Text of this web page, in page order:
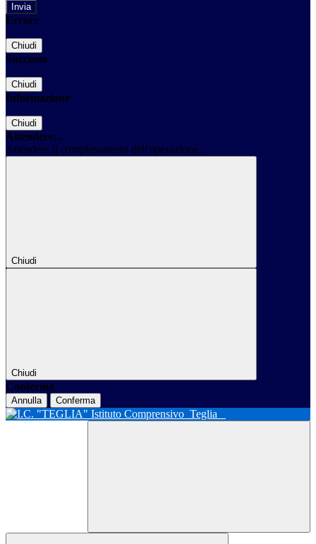
Errore
Chiudi
Successo
Chiudi
Informazione
Chiudi
Attendere...
Attendere il completamento dell'operazione...
Chiudi
Chiudi
Conferma
Annulla Conferma
Istituto Comprensivo Teglia